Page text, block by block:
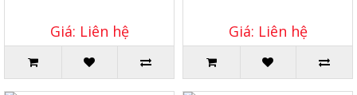
Giá: Liên hệ Giá: Liên hệ